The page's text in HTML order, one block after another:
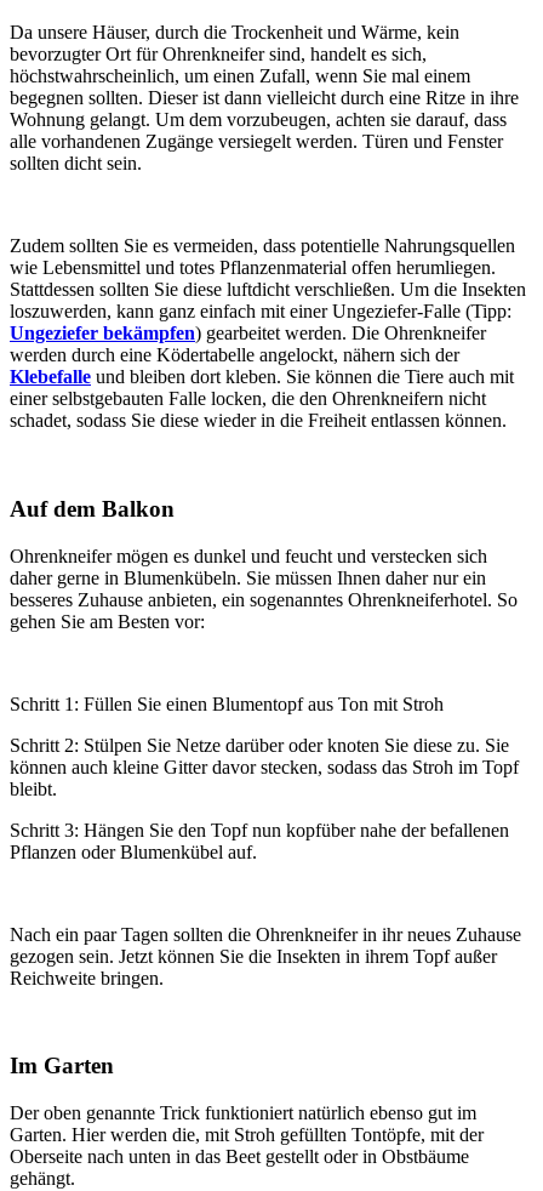
Da unsere Häuser, durch die Trockenheit und Wärme, kein
bevorzugter Ort für Ohrenkneifer sind, handelt es sich,
höchstwahrscheinlich, um einen Zufall, wenn Sie mal einem
begegnen sollten. Dieser ist dann vielleicht durch eine Ritze in ihre
Wohnung gelangt. Um dem vorzubeugen, achten sie darauf, dass
alle vorhandenen Zugänge versiegelt werden. Türen und Fenster
sollten dicht sein.
Zudem sollten Sie es vermeiden, dass potentielle Nahrungsquellen
wie Lebensmittel und totes Pflanzenmaterial offen herumliegen.
Stattdessen sollten Sie diese luftdicht verschließen. Um die Insekten
loszuwerden, kann ganz einfach mit einer Ungeziefer-Falle (Tipp:
Ungeziefer bekämpfen) gearbeitet werden. Die Ohrenkneifer
werden durch eine Ködertabelle angelockt, nähern sich der
Klebefalle und bleiben dort kleben. Sie können die Tiere auch mit
einer selbstgebauten Falle locken, die den Ohrenkneifern nicht
schadet, sodass Sie diese wieder in die Freiheit entlassen können.
Auf dem Balkon
Ohrenkneifer mögen es dunkel und feucht und verstecken sich
daher gerne in Blumenkübeln. Sie müssen Ihnen daher nur ein
besseres Zuhause anbieten, ein sogenanntes Ohrenkneiferhotel. So
gehen Sie am Besten vor:
Schritt 1: Füllen Sie einen Blumentopf aus Ton mit Stroh
Schritt 2: Stülpen Sie Netze darüber oder knoten Sie diese zu. Sie
können auch kleine Gitter davor stecken, sodass das Stroh im Topf
bleibt.
Schritt 3: Hängen Sie den Topf nun kopfüber nahe der befallenen
Pflanzen oder Blumenkübel auf.
Nach ein paar Tagen sollten die Ohrenkneifer in ihr neues Zuhause
gezogen sein. Jetzt können Sie die Insekten in ihrem Topf außer
Reichweite bringen.
Im Garten
Der oben genannte Trick funktioniert natürlich ebenso gut im
Garten. Hier werden die, mit Stroh gefüllten Tontöpfe, mit der
Oberseite nach unten in das Beet gestellt oder in Obstbäume
gehängt.